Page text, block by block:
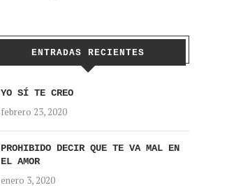
ENTRADAS RECIENTES
YO SÍ TE CREO
febrero 23, 2020
PROHIBIDO DECIR QUE TE VA MAL EN
EL AMOR
enero 3, 2020